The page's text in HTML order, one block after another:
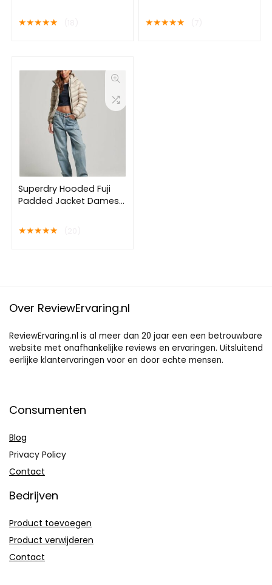
Navy – Maat M
★★★★★
– maat 44
★★★★★
Superdry Hooded Fuji
Padded Jacket Dames
Maat S
★★★★★
Over ReviewErvaring.nl
ReviewErvaring.nl is al meer dan 20 jaar een een betrouwbare
website met onafhankelijke reviews en ervaringen. Uitsluitend
eerlijke klantervaringen voor en door echte mensen.
Consumenten
Blog
Privacy Policy
Contact
Bedrijven
Product toevoegen
Product verwijderen
Contact